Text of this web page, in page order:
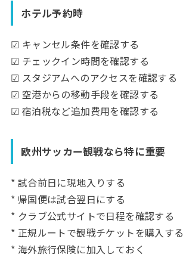
ホテル予約時
☑ キャンセル条件を確認する
☑ チェックイン時間を確認する
☑ スタジアムへのアクセスを確認する
☑ 空港からの移動手段を確認する
☑ 宿泊税など追加費用を確認する
欧州サッカー観戦なら特に重要
* 試合前日に現地入りする
* 帰国便は試合翌日にする
* クラブ公式サイトで日程を確認する
* 正規ルートで観戦チケットを購入する
* 海外旅行保険に加入しておく